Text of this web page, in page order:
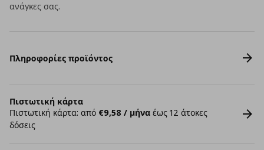
ανάγκες σας.
Πληροφορίες προϊόντος
Πιστωτική κάρτα
Πιστωτική κάρτα: από €9,58 / μήνα έως 12 άτοκες
δόσεις